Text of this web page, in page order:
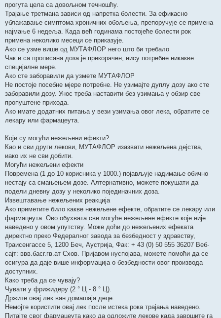
прогута цела са довољном течношћу.
Трајање третмана зависи од напретка болести. За ефикасно
ублажавање симптома хроничних обољења, препоручује се примена
најмање 6 недеља. Када већ годинама постојеће болести рок
примена неколико месеци се приказује.
Ако се узме више од МУТАФЛОР него што би требало
Чак и са прописана доза је прекорачен, нису потребне никакве
специјалне мере.
Ако сте заборавили да узмете МУТАФЛОР
Не постоје посебне мјере потребне. Не узимајте дуплу дозу ако сте
заборавили дозу. Унос треба наставити без узимања у обзир све
пропуштене прихода.
Ако имате додатних питања у вези узимања овог лека, обратите се
лекару или фармацеута.
Који су могући нежељени ефекти?
Као и сви други лекови, МУТАФЛОР изазвати нежељена дејства,
иако их не сви добити.
Могући нежељени ефекти
Повремена (1 до 10 корисника у 1000.) појављује надимање обично
нестају са смањењем дозе. Алтернативно, можете покушати да
подели дневну дозу у неколико појединачних доза.
Извештавање нежељених реакција
Ако приметите било какве нежељене ефекте, обратите се лекару или
фармацеута. Ово обухвата све могуће нежељене ефекте које није
наведено у овом упутству. Може доћи до нежељених ефеката
директно преко Федералног завода за безбедност у здравству,
Траисенгассе 5, 1200 Беч, Аустрија, Фак: + 43 (0) 50 555 36207 Веб-
сајт: ввв.басг.гв.ат Схов. Пријавом нуспојава, можете помоћи да се
осигура да даје више информација о безбедности овог производа
доступних.
Како треба да се чувају?
Чувати у фрижидеру (2 ° Ц - 8 ° Ц).
Држите овај лек ван домашаја деце.
Немојте користити овај лек после истека рока трајања наведено.
Питајте свог фармацеута како да одложите лекове када завршите га